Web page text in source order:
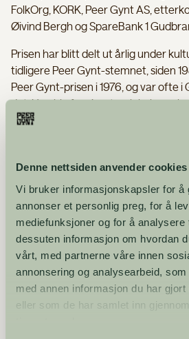
Denne nettsiden anvender cookies
Vi bruker informasjonskapsler for å
annonser et personlig preg, for å
mediefunksjoner og for å
dessuten informasjon om hvordan
vårt, med partnerne våre innen
annonsering og analysearbeid,
med annen informasjon du har gjort
eller som de har samlet inn
FolkOrg, KORK, Peer Gynt AS,
Øivind Bergh og SpareBank 1
Prisen har blitt delt ut årlig under
tidligere Peer Gynt-stemnet, siden
Peer Gynt-prisen i 1976, og var ofte
han gikk bort, ble minneprisen
Bergh), Rolf Lennart Stensø (KORK),
Vinnere av Øivind
1989: Annbjørg Lien
1990: Elise Båtnes
1992: Mari Eggen